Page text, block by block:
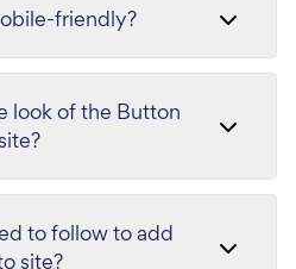
friendly?
look of the Button
to follow to add
site?